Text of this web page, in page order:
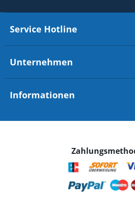
Service Hotline
Unternehmen
Informationen